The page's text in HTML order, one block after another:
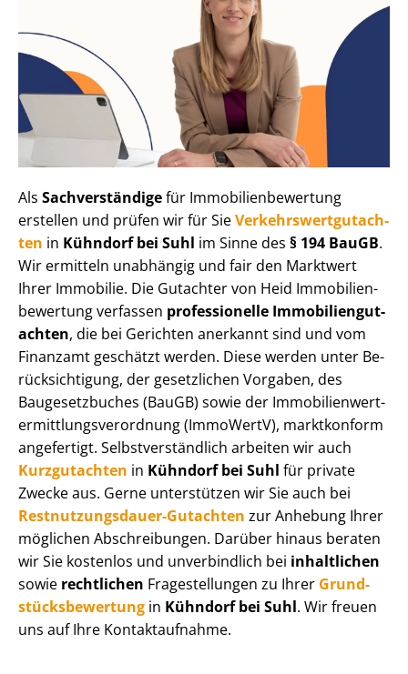
Als Sachverständigefür Im­mo­bi­li­en­be­wer­tung
erstellen und prüfen wir für SieVer­kehrs­wert­gut­ach­
ten in Kühndorf bei Suhl im Sinne des § 194 BauGB.
Wir ermitteln unabhängig und fair den Marktwert
Ihrer Immobilie. Die Gutachter von Heid Im­mo­bi­li­en­
be­wer­tung verfassen professionelle Im­mo­bi­li­en­gut­
ach­ten, die bei Gerichten anerkannt sind und vom
Finanzamt geschätzt werden. Diese werden unter Be­
rück­sich­ti­gung, der gesetzlichen Vorgaben, des
Baugesetzbuches (BauGB) sowie der Im­mo­bi­li­en­wert­
ermitt­lungs­ver­ord­nung (ImmoWertV), marktkonform
angefertigt. Selbst­ver­ständ­lich arbeiten wir auch
Kurzgutachten in Kühndorf bei Suhl für private
Zwecke aus. Gerne unterstützen wir Sie auch bei
Rest­nut­zungs­dau­er-Gutachten zur Anhebung Ihrer
möglichen Abschreibungen. Darüber hinaus beraten
wir Sie kostenlos und unverbindlich bei inhaltlichen
sowie rechtlichen Fragestellungen zu Ihrer Grund­
stücks­be­wer­tung in Kühndorf bei Suhl. Wir freuen
uns auf Ihre Kontaktaufnahme.